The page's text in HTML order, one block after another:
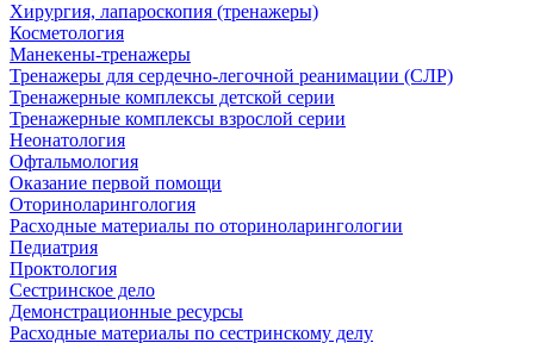
Хирургия, лапароскопия (тренажеры)
Косметология
Манекены-тренажеры
Тренажеры для сердечно-легочной реанимации (СЛР)
Тренажерные комплексы детской серии
Тренажерные комплексы взрослой серии
Неонатология
Офтальмология
Оказание первой помощи
Оториноларингология
Расходные материалы по оториноларингологии
Педиатрия
Проктология
Сестринское дело
Демонстрационные ресурсы
Расходные материалы по сестринскому делу